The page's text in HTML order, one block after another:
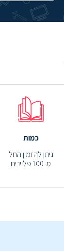
כמות
ניתן להזמין החל
מ-100 פליירים